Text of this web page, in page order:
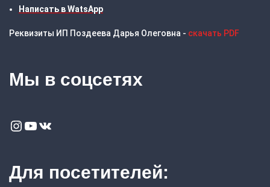
Написать в WatsApp
Реквизиты ИП Поздеева Дарья Олеговна - скачать PDF
Мы в соцсетях
Instagram
YouTube
VK
Для посетителей: